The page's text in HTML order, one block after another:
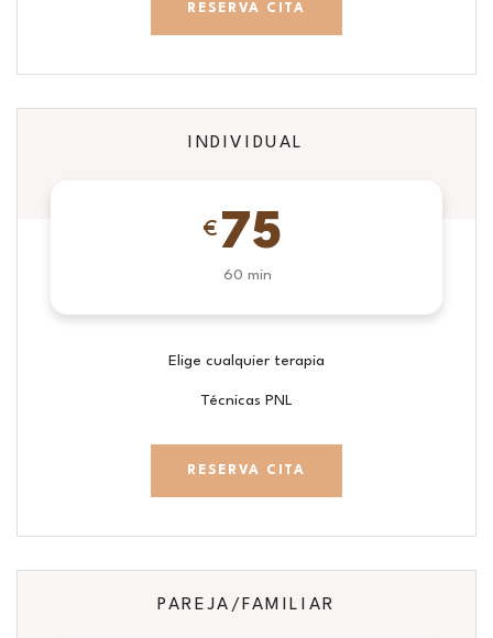
RESERVA CITA
INDIVIDUAL
€ 75
60 min
Elige cualquier terapia
Técnicas PNL
RESERVA CITA
PAREJA/FAMILIAR